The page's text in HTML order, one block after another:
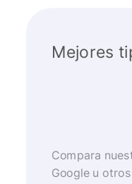
Mejores
Compara
Google u